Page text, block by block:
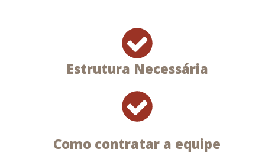
Estrutura Necessária
Como contratar a equipe